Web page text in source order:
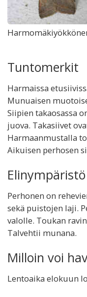
Tuntomerkit
Harmaissa
Munuaisen
Siipien takaosassa
juova. Takasiivet
Harmaanmustalla
Aikuisen perhosen
Perhonen on
sekä puistojen laji.
valolle. Toukan
Talvehtii munana.
Milloin voi
Lentoaika elokuun